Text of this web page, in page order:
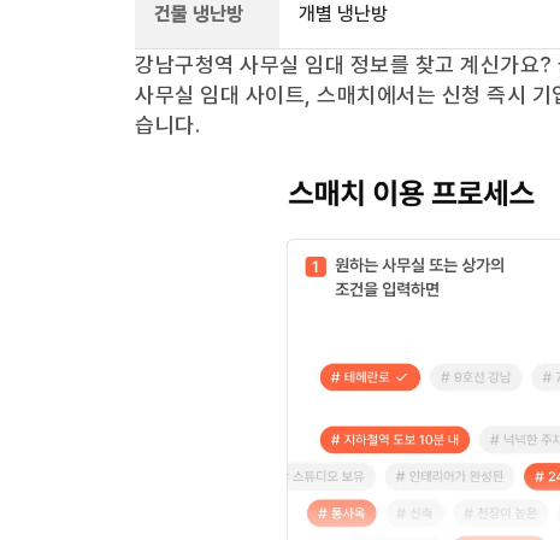
건물 냉난방 개별 냉난방
강남구청역 사무실 임대 정보를 찾고 계신가요?
사무실 임대 사이트, 스매치에서는 신청 즉시
습니다.